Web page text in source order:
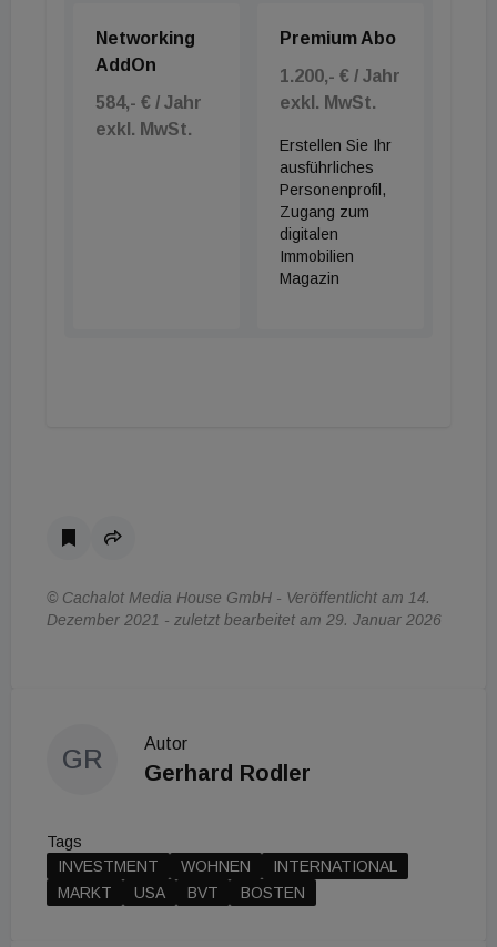
Networking
AddOn
584,- € / Jahr
exkl. MwSt.
Premium Abo
1.200,- € / Jahr
exkl. MwSt.
Erstellen Sie Ihr
ausführliches
Personenprofil,
Zugang zum
digitalen
Immobilien
Magazin
© Cachalot Media House GmbH - Veröffentlicht am 14.
Dezember 2021 - zuletzt bearbeitet am 29. Januar 2026
GR
Autor
Gerhard Rodler
Tags
INVESTMENT
WOHNEN
INTERNATIONAL
MARKT
USA BVT BOSTEN